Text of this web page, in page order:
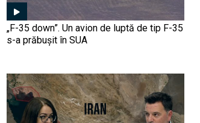
„F-35 down”. Un avion de luptă de tip F-35
s-a prăbușit în SUA